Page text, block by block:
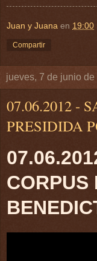
Juan y Juana en 19:00
Compartir
jueves, 7 de junio de
07.06.2012 -
PRESIDIDA
CORPUS